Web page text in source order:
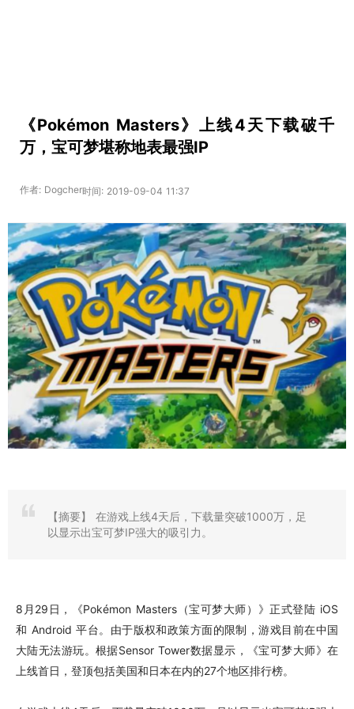
《Pokémon Masters》上线4天下载破千
万，宝可梦堪称地表最强IP
作者: Dogcher时间: 2019-09-04 11:37
【摘要】
在游戏上线4天后，下载量突破1000万，足
以显示出宝可梦IP强大的吸引力。
8月29日，《Pokémon Masters（宝可梦大师）》正式登陆 iOS
和 Android 平台。由于版权和政策方面的限制，游戏目前在中国
大陆无法游玩。根据Sensor Tower数据显示，《宝可梦大师》在
上线首日，登顶包括美国和日本在内的27个地区排行榜。